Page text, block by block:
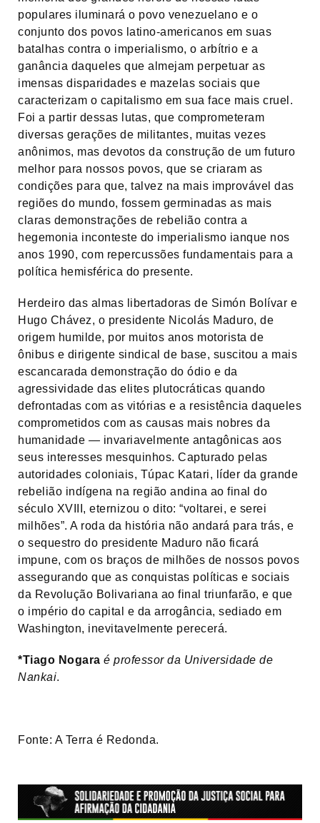
populares iluminará o povo venezuelano e o
conjunto dos povos latino-americanos em suas
batalhas contra o imperialismo, o arbítrio e a
ganância daqueles que almejam perpetuar as
imensas disparidades e mazelas sociais que
caracterizam o capitalismo em sua face mais cruel.
Foi a partir dessas lutas, que comprometeram
diversas gerações de militantes, muitas vezes
anônimos, mas devotos da construção de um futuro
melhor para nossos povos, que se criaram as
condições para que, talvez na mais improvável das
regiões do mundo, fossem germinadas as mais
claras demonstrações de rebelião contra a
hegemonia inconteste do imperialismo ianque nos
anos 1990, com repercussões fundamentais para a
política hemisférica do presente.
Herdeiro das almas libertadoras de Simón Bolívar e
Hugo Chávez, o presidente Nicolás Maduro, de
origem humilde, por muitos anos motorista de
ônibus e dirigente sindical de base, suscitou a mais
escancarada demonstração do ódio e da
agressividade das elites plutocráticas quando
defrontadas com as vitórias e a resistência daqueles
comprometidos com as causas mais nobres da
humanidade — invariavelmente antagônicas aos
seus interesses mesquinhos. Capturado pelas
autoridades coloniais, Túpac Katari, líder da grande
rebelião indígena na região andina ao final do
século XVIII, eternizou o dito: “voltarei, e serei
milhões”. A roda da história não andará para trás, e
o sequestro do presidente Maduro não ficará
impune, com os braços de milhões de nossos povos
assegurando que as conquistas políticas e sociais
da Revolução Bolivariana ao final triunfarão, e que
o império do capital e da arrogância, sediado em
Washington, inevitavelmente perecerá.
*Tiago Nogara é professor da Universidade de
Nankai.
Fonte: A Terra é Redonda.